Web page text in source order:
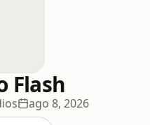
Flash
ago 8, 2026